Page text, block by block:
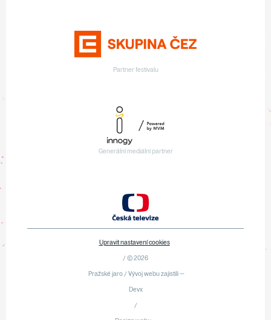
Partner festivalu
Generální mediální partner
Upravit nastavení cookies
/ © 2026
Pražské jaro / Vývoj webu zajistili —
Devx
/